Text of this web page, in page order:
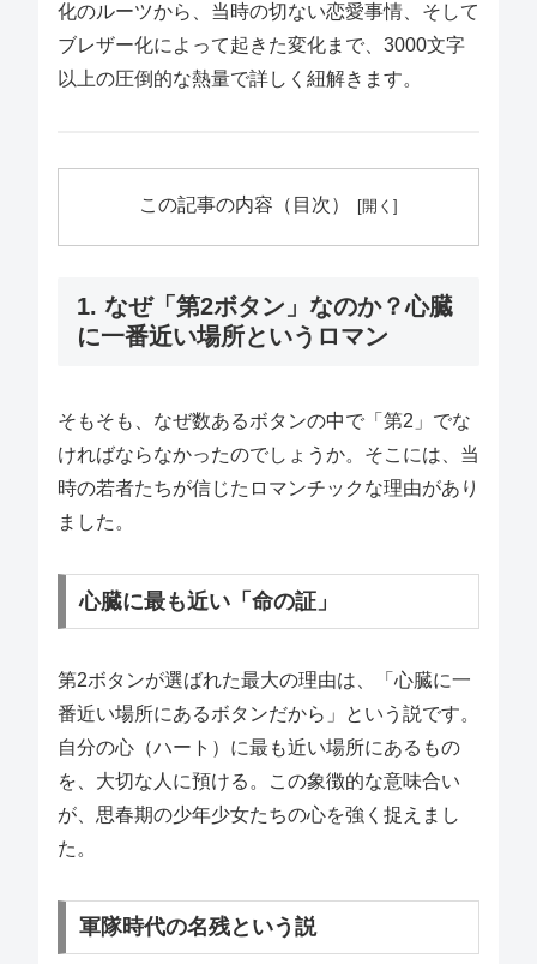
化のルーツから、当時の切ない恋愛事情、そして
ブレザー化によって起きた変化まで、3000文字
以上の圧倒的な熱量で詳しく紐解きます。
この記事の内容（目次）
1. なぜ「第2ボタン」なのか？心臓
に一番近い場所というロマン
そもそも、なぜ数あるボタンの中で「第2」でな
ければならなかったのでしょうか。そこには、当
時の若者たちが信じたロマンチックな理由があり
ました。
心臓に最も近い「命の証」
第2ボタンが選ばれた最大の理由は、「心臓に一
番近い場所にあるボタンだから」という説です。
自分の心（ハート）に最も近い場所にあるもの
を、大切な人に預ける。この象徴的な意味合い
が、思春期の少年少女たちの心を強く捉えまし
た。
軍隊時代の名残という説